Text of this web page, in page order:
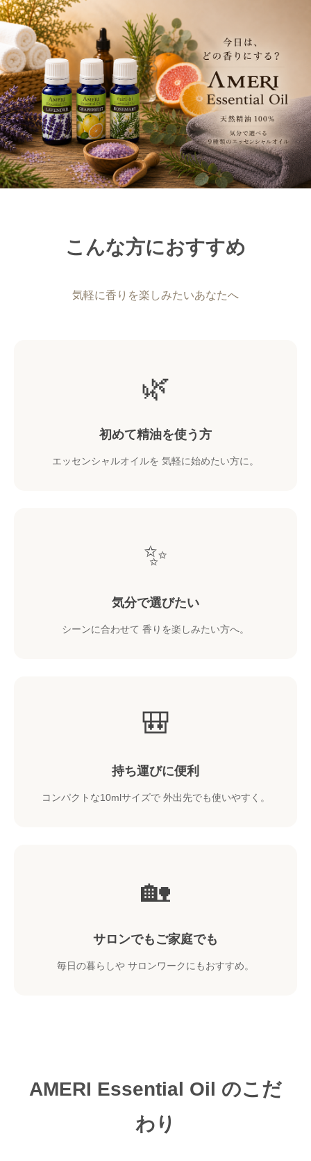
こんな方におすすめ
気軽に香りを楽しみたいあなたへ
🌿
初めて精油を使う方
エッセンシャルオイルを 気軽に始めたい方に。
✨
気分で選びたい
シーンに合わせて 香りを楽しみたい方へ。
🎒
持ち運びに便利
コンパクトな10mlサイズで 外出先でも使いやすく。
🏡
サロンでもご家庭でも
毎日の暮らしや サロンワークにもおすすめ。
AMERI Essential Oil のこだ
わり